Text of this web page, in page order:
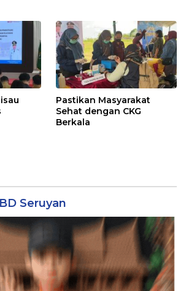
Pastikan Masyarakat
Sehat dengan CKG
Berkala
Seruyan